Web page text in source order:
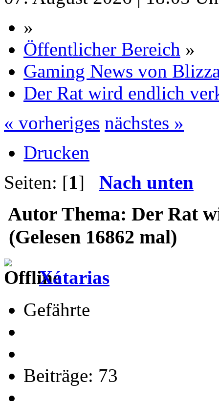
»
Öffentlicher Bereich »
Gaming News von
Der Rat wird endlich
« vorheriges nächstes »
Drucken
Seiten: [1] Nach unten
Autor Thema: Der Rat
(Gelesen 16862 mal)
Xátarias
Gefährte
Beiträge: 73